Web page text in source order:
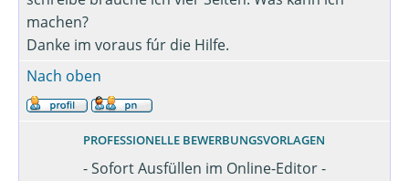
machen?
Danke im voraus fúr die Hilfe.
Nach oben
PROFESSIONELLE BEWERBUNGSVORLAGEN
- Sofort Ausfüllen im Online-Editor -